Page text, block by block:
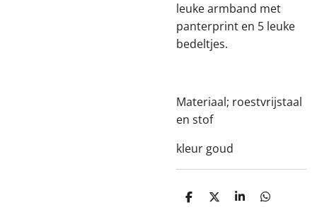
leuke armband met
panterprint en 5 leuke
bedeltjes.
Materiaal; roestvrijstaal
en stof
kleur goud
D
D
S
D